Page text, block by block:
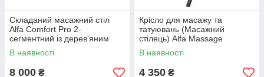
Складаний масажний стіл
Alfa Comfort Pro 2-
сегментний із дерев'яним
каркасом, ширина 70 см
В наявності
8 000 ₴
Крісло для масажу та
татуювань (Масажний
стілець) Alfa Massage
Folding-1 Black
В наявності
4 350 ₴